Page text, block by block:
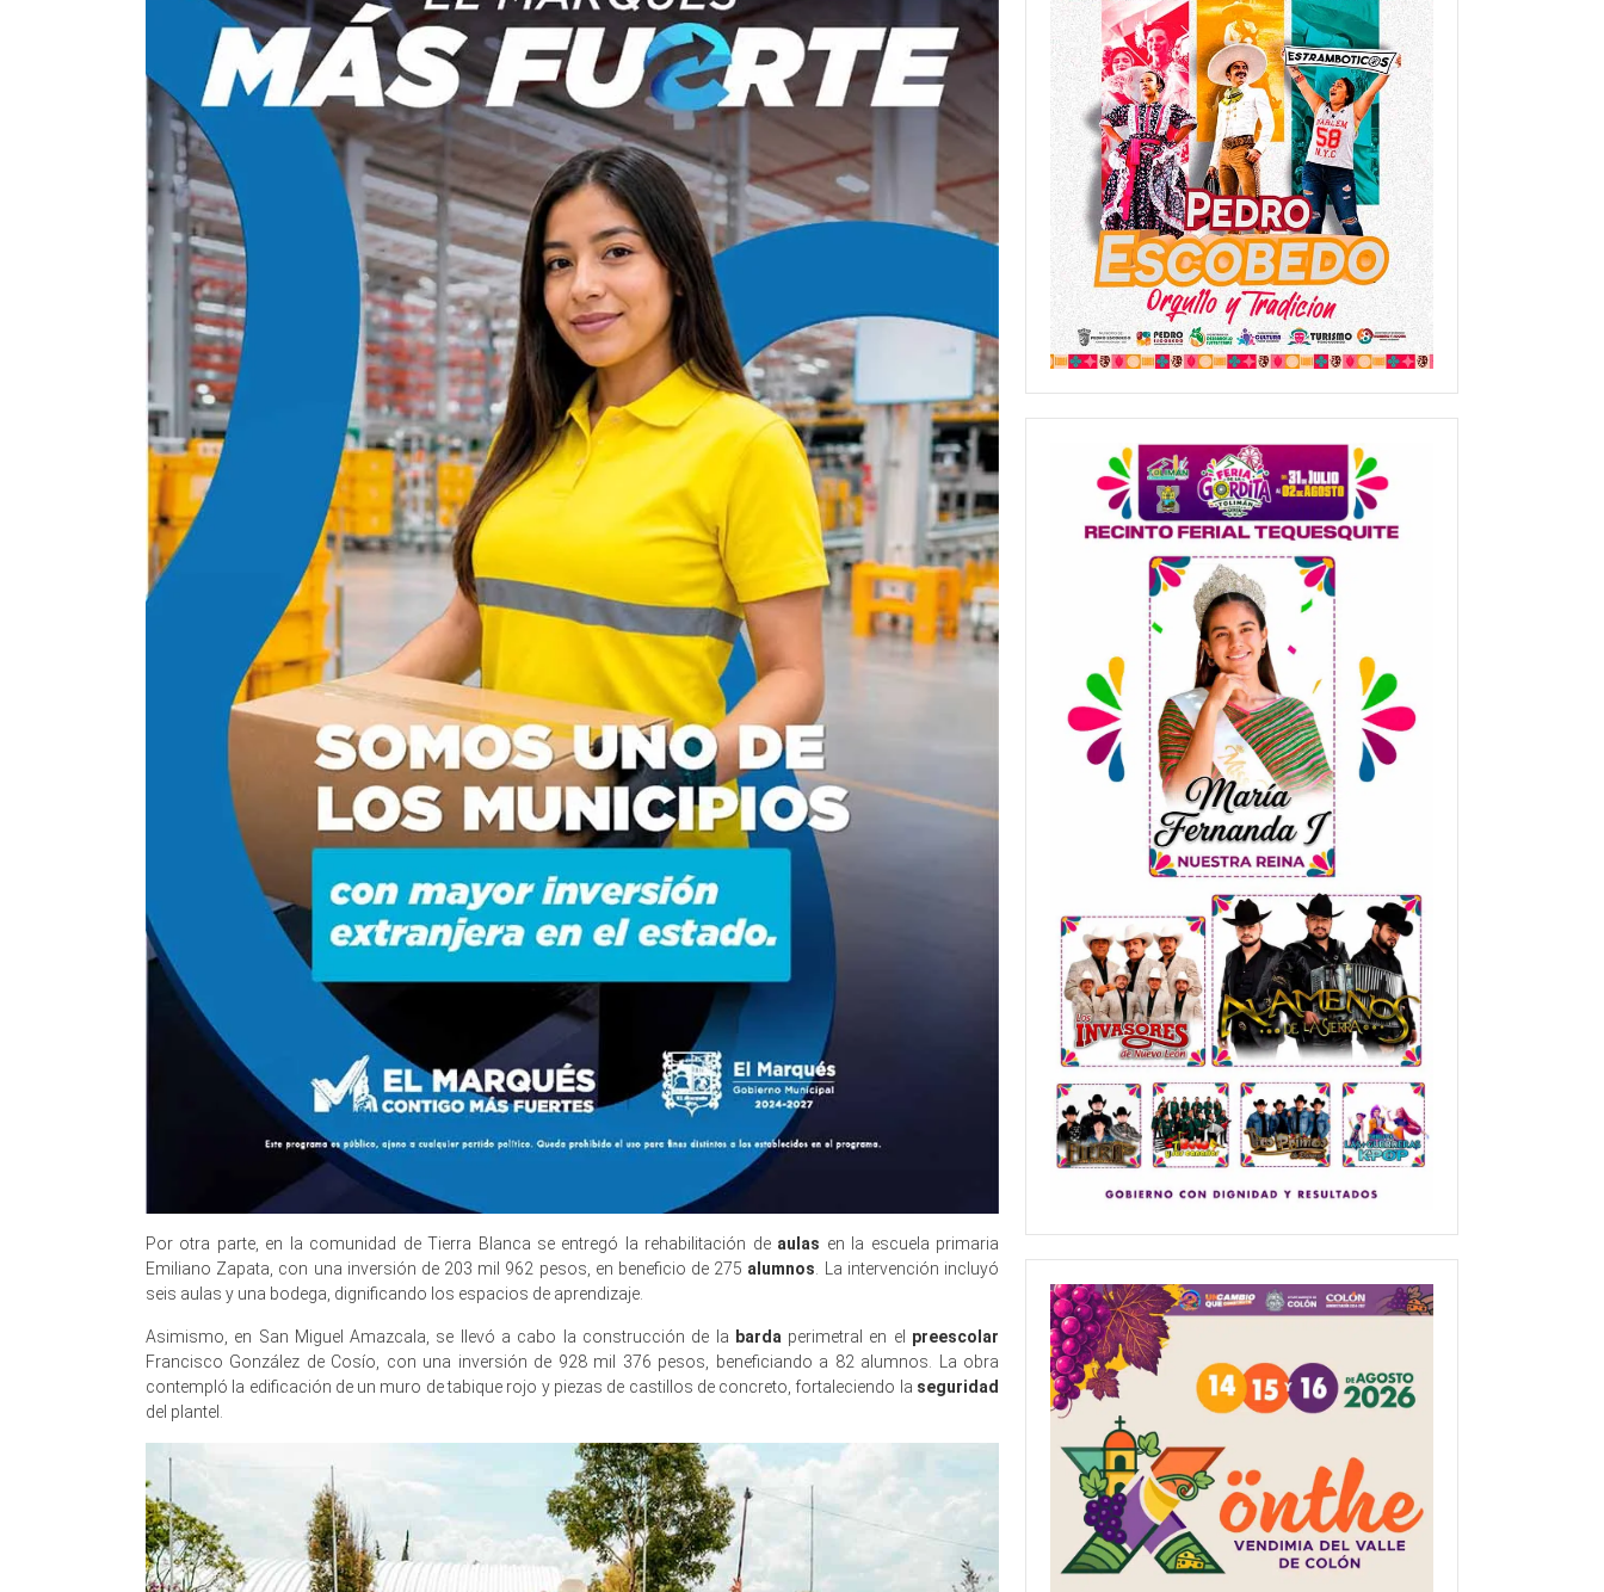
Por otra parte, en la comunidad de Tierra Blanca se entregó la rehabilitación de aulas en la escuela primaria
Emiliano Zapata, con una inversión de 203 mil 962 pesos, en beneficio de 275 alumnos. La intervención incluyó
seis aulas y una bodega, dignificando los espacios de aprendizaje.
Asimismo, en San Miguel Amazcala, se llevó a cabo la construcción de la bardaperimetral en el preescolar
Francisco González de Cosío, con una inversión de 928 mil 376 pesos, beneficiando a 82 alumnos. La obra
contempló la edificación de un muro de tabique rojo y piezas de castillos de concreto, fortaleciendo la seguridad
del plantel.